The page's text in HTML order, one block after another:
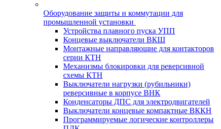
Оборудование защиты и коммутации для
промышленной установки
Устройства плавного пуска УПП
Концевые выключатели ВКШ
Монтажные направляющие для контакторов
серии КТН
Механизмы блокировки для реверсивной
схемы КТН
Выключатели нагрузки (рубильники)
реверсивные в корпусе ВНК
Конденсаторы ДПС для электродвигателей
Выключатели концевые компактные ВККН
Программируемые логические контроллеры